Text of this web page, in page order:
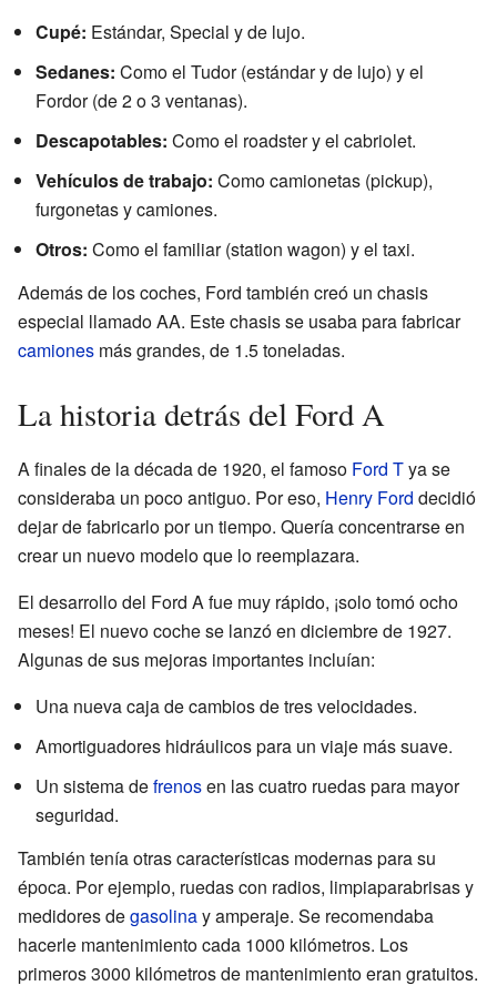
Cupé: Estándar, Special y de lujo.
Sedanes: Como el Tudor (estándar y de lujo) y el
Fordor (de 2 o 3 ventanas).
Descapotables: Como el roadster y el cabriolet.
Vehículos de trabajo: Como camionetas (pickup),
furgonetas y camiones.
Otros: Como el familiar (station wagon) y el taxi.
Además de los coches, Ford también creó un chasis
especial llamado AA. Este chasis se usaba para fabricar
camiones más grandes, de 1.5 toneladas.
La historia detrás del Ford A
A finales de la década de 1920, el famoso Ford Tya se
consideraba un poco antiguo. Por eso, Henry Ford decidió
dejar de fabricarlo por un tiempo. Quería concentrarse en
crear un nuevo modelo que lo reemplazara.
El desarrollo del Ford A fue muy rápido, ¡solo tomó ocho
meses! El nuevo coche se lanzó en diciembre de 1927.
Algunas de sus mejoras importantes incluían:
Una nueva caja de cambios de tres velocidades.
Amortiguadores hidráulicos para un viaje más suave.
Un sistema defrenosen las cuatro ruedas para mayor
seguridad.
También tenía otras características modernas para su
época. Por ejemplo, ruedas con radios, limpiaparabrisas y
medidores degasolinay amperaje. Se recomendaba
hacerle mantenimiento cada 1000 kilómetros. Los
primeros 3000 kilómetros de mantenimiento eran gratuitos.